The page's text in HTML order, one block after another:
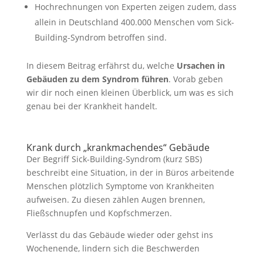
Hochrechnungen von Experten zeigen zudem, dass
allein in Deutschland 400.000 Menschen vom Sick-
Building-Syndrom betroffen sind.
In diesem Beitrag erfährst du, welche Ursachen in
Gebäuden zu dem Syndrom führen. Vorab geben
wir dir noch einen kleinen Überblick, um was es sich
genau bei der Krankheit handelt.
Krank durch „krankmachendes“ Gebäude
Der Begriff Sick-Building-Syndrom (kurz SBS)
beschreibt eine Situation, in der in Büros arbeitende
Menschen plötzlich Symptome von Krankheiten
aufweisen. Zu diesen zählen Augen brennen,
Fließschnupfen und Kopfschmerzen.
Verlässt du das Gebäude wieder oder gehst ins
Wochenende, lindern sich die Beschwerden